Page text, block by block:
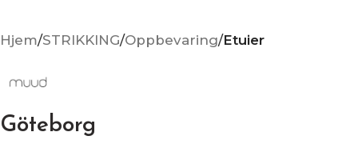
Hjem STRIKKING Oppbevaring Etuier
Göteborg